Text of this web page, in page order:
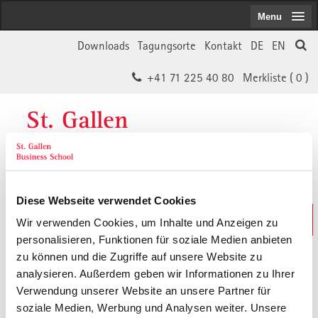
Diese Webseite verwendet Cookies
Wir verwenden Cookies, um Inhalte und Anzeigen zu
personalisieren, Funktionen für soziale Medien anbieten
zu können und die Zugriffe auf unsere Website zu
analysieren. Außerdem geben wir Informationen zu Ihrer
Verwendung unserer Website an unsere Partner für
soziale Medien, Werbung und Analysen weiter. Unsere
EN
DE
Kontakt
Tagungsorte
Downloads
Merkliste ( 0 )
+41 71 225 40 80
St. Gallen
Business School
Weiterbildungs-Suche
In 30 Sekunden das Passende finden
Menu
Der von Ihnen gesuchte Inhalt ist